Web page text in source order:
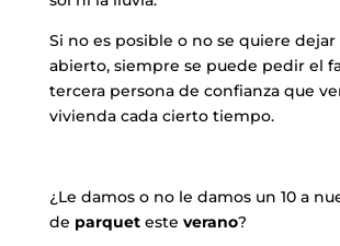
Si no es posible o no se quiere dejar
abierto, siempre se puede pedir el
tercera persona de confianza que
vivienda cada cierto tiempo.
¿Le damos o no le damos un 10 a
de parqueteste verano?